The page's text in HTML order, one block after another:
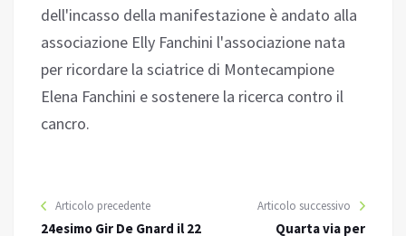
dell'incasso della manifestazione è andato alla
associazione Elly Fanchini l'associazione nata
per ricordare la sciatrice di Montecampione
Elena Fanchini e sostenere la ricerca contro il
cancro.
Articolo precedente
24esimo Gir De Gnard il 22
Articolo successivo
Quarta via per